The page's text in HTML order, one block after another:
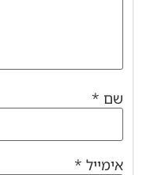
שם *
אימייל *